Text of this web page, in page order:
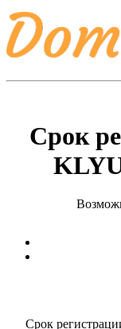
Срок
Срок